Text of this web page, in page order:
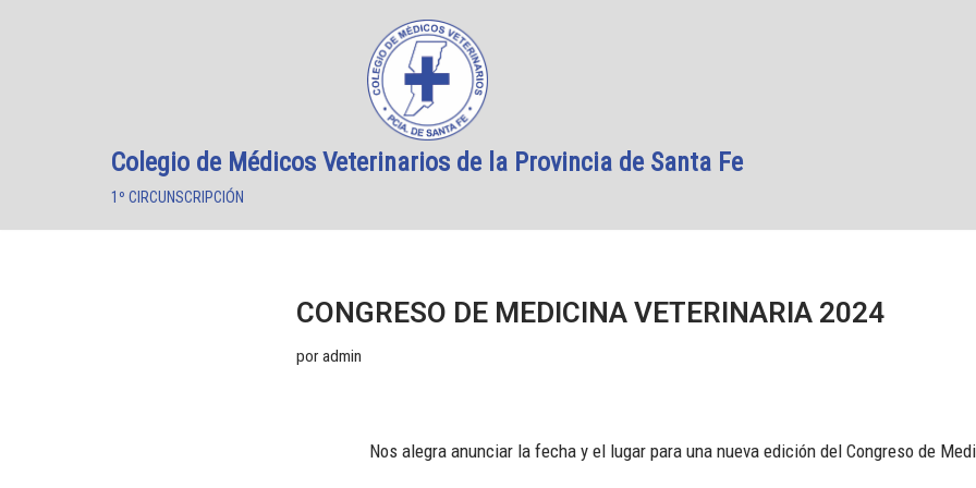
Colegio de Médicos Veterinarios de la Provincia de Santa Fe
1º CIRCUNSCRIPCIÓN
CONGRESO DE MEDICINA VETERINARIA 2024
por admin
Nos alegra anunciar la fecha y el lugar para una nueva edición del Congreso de